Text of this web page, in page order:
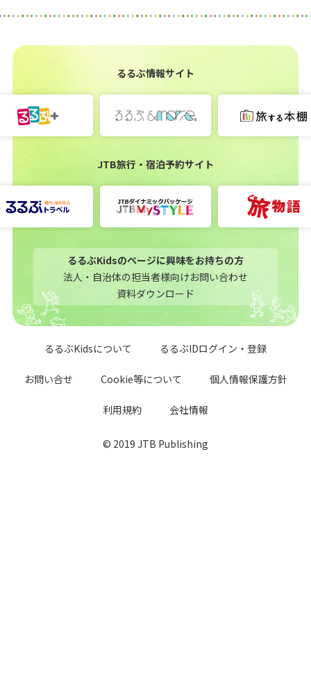
るるぶ情報サイト
JTB旅行・宿泊予約サイト
るるぶKidsのページに興味をお持ちの方
法人・自治体の担当者様向けお問い合わせ
資料ダウンロード
るるぶKidsについて るるぶIDログイン・登録
お問い合せ Cookie等について 個人情報保護方針
利用規約 会社情報
© 2019 JTB Publishing